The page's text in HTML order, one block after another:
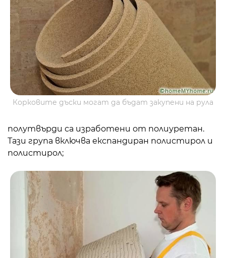
Корковите дъски могат да бъдат закупени на рула
полутвърди са изработени от полиуретан.
Тази група включва експандиран полистирол и
полистирол;